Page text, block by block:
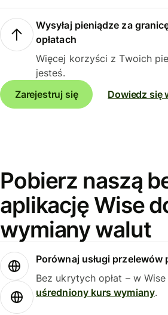
Wysyłaj pieniądze za
opłatach
Więcej korzyści z Twoich
jesteś.
Zarejestruj się
Dowiedz się
Pobierz naszą
aplikację Wise
wymiany walut
Porównaj usługi przelewów
Bez ukrytych opłat – w
uśredniony kurs wymiany.